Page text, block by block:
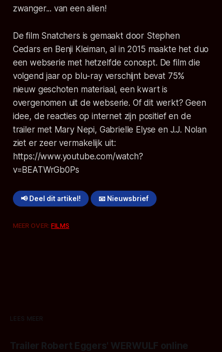
zwanger... van een alien!
De film Snatchers is gemaakt door Stephen
Cedars en Benji Kleiman, al in 2015 maakte het duo
een webserie met hetzelfde concept. De film die
volgend jaar op blu-ray verschijnt bevat 75%
nieuw geschoten materiaal, een kwart is
overgenomen uit de webserie. Of dit werkt? Geen
idee, de reacties op internet zijn positief en de
trailer met Mary Nepi, Gabrielle Elyse en J.J. Nolan
ziet er zeer vermakelijk uit:
https://www.youtube.com/watch?
v=BEATWrGb0Ps
📢 Deel dit artikel! 📧 Nieuwsbrief
MEER OVER:FILMS
LEES MEER
Trailer Robert Eggers' WERWULF online